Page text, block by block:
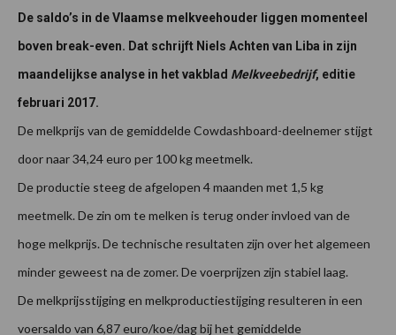
De saldo’s in de Vlaamse melkveehouder liggen momenteel
boven break-even. Dat schrijft Niels Achten van Liba in zijn
maandelijkse analyse in het vakblad Melkveebedrijf, editie
februari 2017.
De melkprijs van de gemiddelde Cowdashboard-deelnemer stijgt
door naar 34,24 euro per 100 kg meetmelk.
De productie steeg de afgelopen 4 maanden met 1,5 kg
meetmelk. De zin om te melken is terug onder invloed van de
hoge melkprijs. De technische resultaten zijn over het algemeen
minder geweest na de zomer. De voerprijzen zijn stabiel laag.
De melkprijsstijging en melkproductiestijging resulteren in een
voersaldo van 6,87 euro/koe/dag bij het gemiddelde